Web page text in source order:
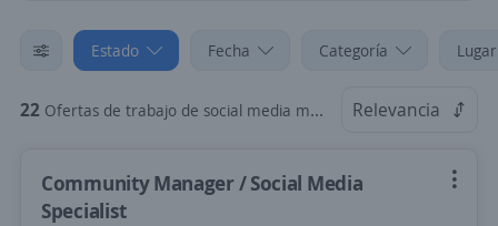
Estado Fecha Categoría
22 Ofertas de trabajo de social media manager en Distrito Capital Relevancia
Community Manager / Social Media
Specialist